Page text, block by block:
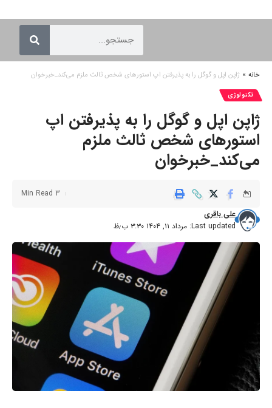
خانه » ژاپن اپل و گوگل را به پذیرفتن اپ استورهای شخص ثالث ملزم می‌کند_خبرخوان
تکنولوژی
ژاپن اپل و گوگل را به پذیرفتن اپ
استورهای شخص ثالث ملزم
می‌کند_خبرخوان
Last updated: مرداد ۱۱, ۱۴۰۴ ۳:۳۰ ب٫ظ
علی باقری
3 Min Read